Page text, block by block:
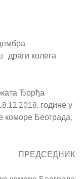
драги колега
Ђорђа
године у
коморе Београда,
ПРЕДСЕДНИК